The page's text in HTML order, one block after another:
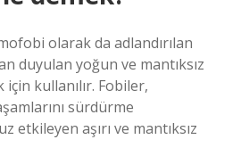
olarak da adlandırılan
duyulan yoğun ve mantıksız
kullanılır. Fobiler,
sürdürme
etkileyen aşırı ve mantıksız